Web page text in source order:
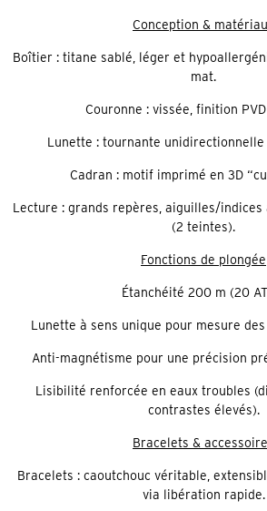
Conception &
Boîtier : titane sablé, léger et
mat.
Couronne : vissée, finition
Lunette : tournante unidirectionnelle
Cadran : motif imprimé en 3D
Lecture : grands repères, aiguilles/indices
(2 teintes).
Fonctions de plongée
Étanchéité 200 m (20
Lunette à sens unique pour mesure
Anti-magnétisme pour une précision
Lisibilité renforcée en eaux troubles
contrastes élevés).
Bracelets &
Bracelets : caoutchouc véritable,
via libération rapide.